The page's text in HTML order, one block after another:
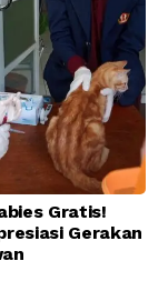
Gratis!
Gerakan